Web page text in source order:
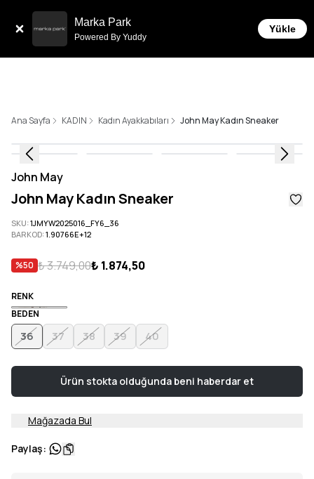
Marka Park
Powered By Yuddy
Yükle
Ana Sayfa KADIN Kadın Ayakkabıları John May Kadın Sneaker
John May
John May Kadın Sneaker
SKU:1JMYW2025016_FY6_36
BARKOD:1.90766E+12
%50 ₺ 3.749,00₺ 1.874,50
RENK
BEDEN
36 37 38 39 40
Ürün stokta olduğunda beni haberdar et
Mağazada Bul
Paylaş: